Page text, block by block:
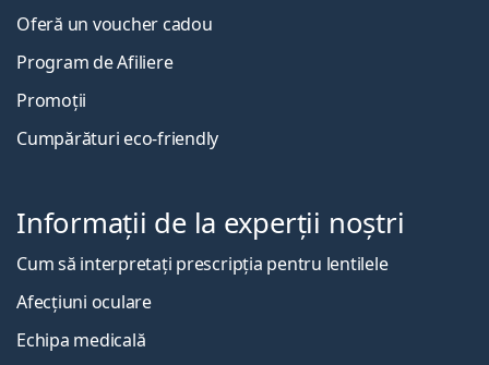
Oferă un voucher cadou
Program de Afiliere
Promoții
Cumpărături eco-friendly
Informații de la experții noștri
Cum să interpretați prescripția pentru lentilele
Afecțiuni oculare
Echipa medicală